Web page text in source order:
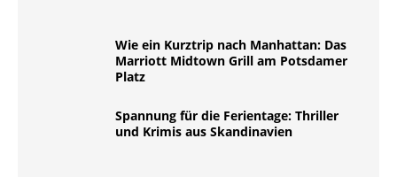
Wie ein Kurztrip nach Manhattan: Das
Marriott Midtown Grill am Potsdamer
Platz
Spannung für die Ferientage: Thriller
und Krimis aus Skandinavien